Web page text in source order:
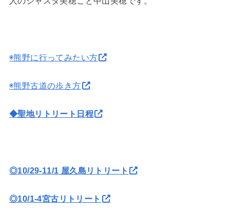
◉熊野に行ってみたい方
◉熊野古道の歩き方
◆聖地リトリート日程
◎10/29-11/1 屋久島リトリート
◎10/1-4宮古リトリート